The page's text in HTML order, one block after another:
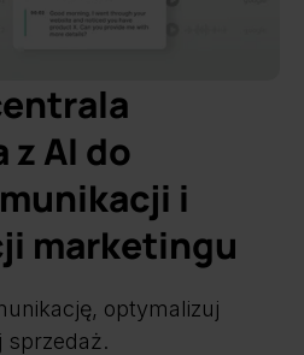
AI do
i
marketingu
optymalizuj
sprzedaż.